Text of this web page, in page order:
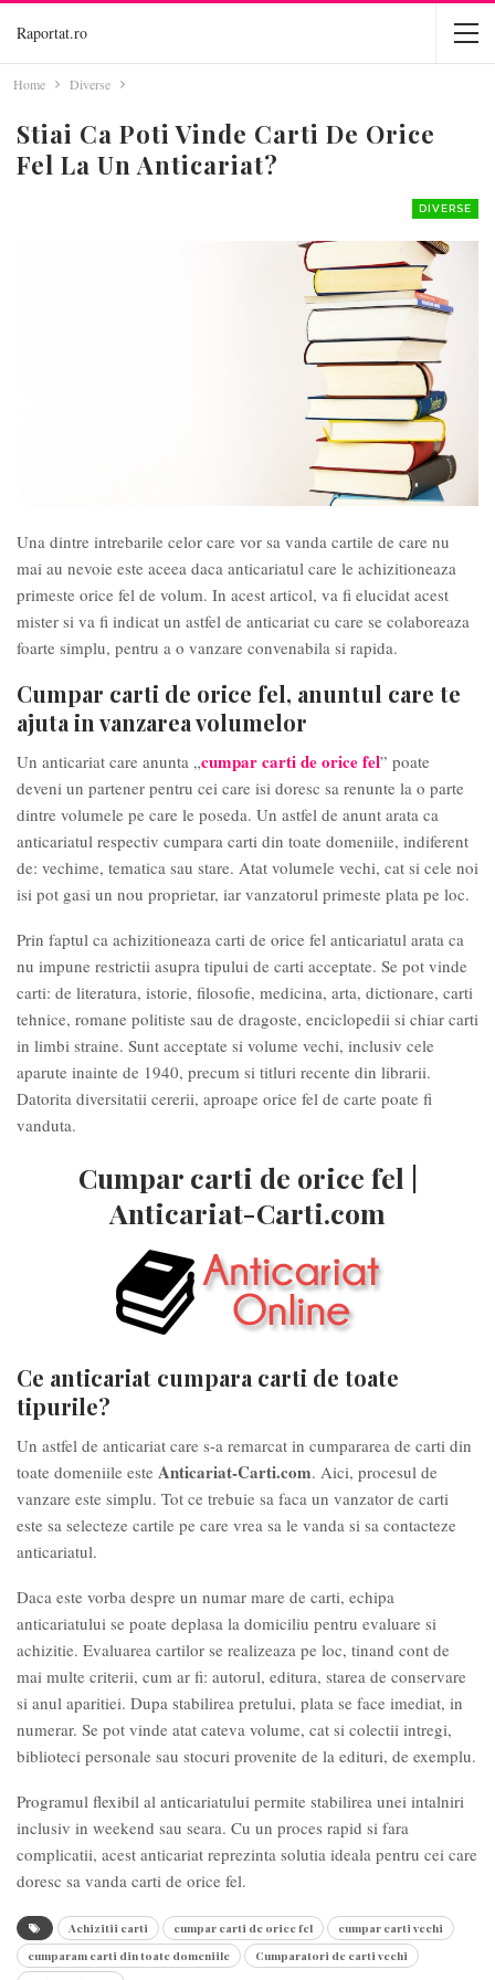
Raportat.ro
Home Diverse
Stiai Ca Poti Vinde Carti De Orice
Fel La Un Anticariat?
DIVERSE
Una dintre intrebarile celor care vor sa vanda cartile de care nu
mai au nevoie este aceea daca anticariatul care le achizitioneaza
primeste orice fel de volum. In acest articol, va fi elucidat acest
mister si va fi indicat un astfel de anticariat cu care se colaboreaza
foarte simplu, pentru a o vanzare convenabila si rapida.
Cumpar carti de orice fel, anuntul care te
ajuta in vanzarea volumelor
Un anticariat care anunta „cumpar carti de orice fel” poate
deveni un partener pentru cei care isi doresc sa renunte la o parte
dintre volumele pe care le poseda. Un astfel de anunt arata ca
anticariatul respectiv cumpara carti din toate domeniile, indiferent
de: vechime, tematica sau stare. Atat volumele vechi, cat si cele noi
isi pot gasi un nou proprietar, iar vanzatorul primeste plata pe loc.
Prin faptul ca achizitioneaza carti de orice fel anticariatul arata ca
nu impune restrictii asupra tipului de carti acceptate. Se pot vinde
carti: de literatura, istorie, filosofie, medicina, arta, dictionare, carti
tehnice, romane politiste sau de dragoste, enciclopedii si chiar carti
in limbi straine. Sunt acceptate si volume vechi, inclusiv cele
aparute inainte de 1940, precum si titluri recente din librarii.
Datorita diversitatii cererii, aproape orice fel de carte poate fi
vanduta.
Cumpar carti de orice fel |
Anticariat-Carti.com
Ce anticariat cumpara carti de toate
tipurile?
Un astfel de anticariat care s-a remarcat in cumpararea de carti din
toate domeniile este Anticariat-Carti.com. Aici, procesul de
vanzare este simplu. Tot ce trebuie sa faca un vanzator de carti
este sa selecteze cartile pe care vrea sa le vanda si sa contacteze
anticariatul.
Daca este vorba despre un numar mare de carti, echipa
anticariatului se poate deplasa la domiciliu pentru evaluare si
achizitie. Evaluarea cartilor se realizeaza pe loc, tinand cont de
mai multe criterii, cum ar fi: autorul, editura, starea de conservare
si anul aparitiei. Dupa stabilirea pretului, plata se face imediat, in
numerar. Se pot vinde atat cateva volume, cat si colectii intregi,
biblioteci personale sau stocuri provenite de la edituri, de exemplu.
Programul flexibil al anticariatului permite stabilirea unei intalniri
inclusiv in weekend sau seara. Cu un proces rapid si fara
complicatii, acest anticariat reprezinta solutia ideala pentru cei care
doresc sa vanda carti de orice fel.
Achizitii carti cumpar carti de orice fel
cumpar carti vechi
cumparam carti din toate domeniile
Cumparatori de carti vechi